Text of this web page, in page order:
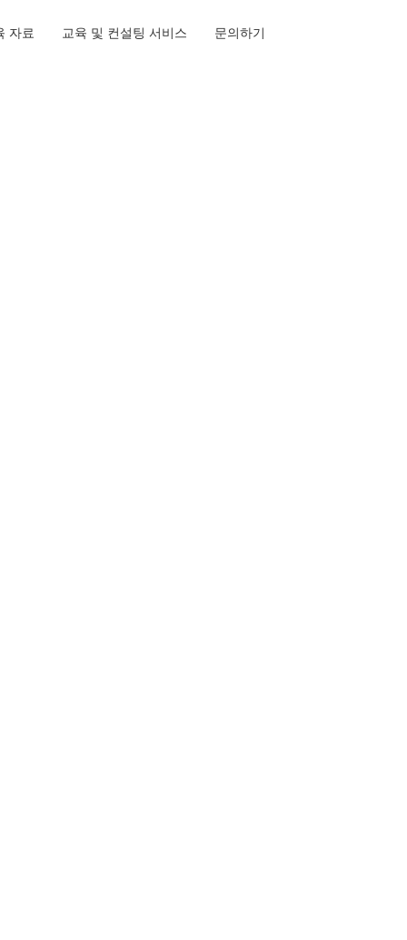
자료 교육 및 컨설팅 서비스 문의하기